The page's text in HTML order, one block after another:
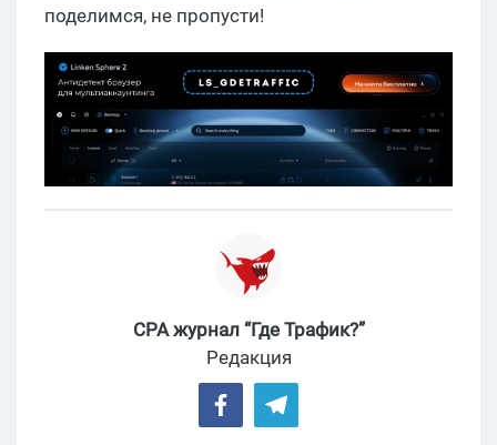
поделимся, не пропусти!
CPA журнал “Где Трафик?”
Редакция